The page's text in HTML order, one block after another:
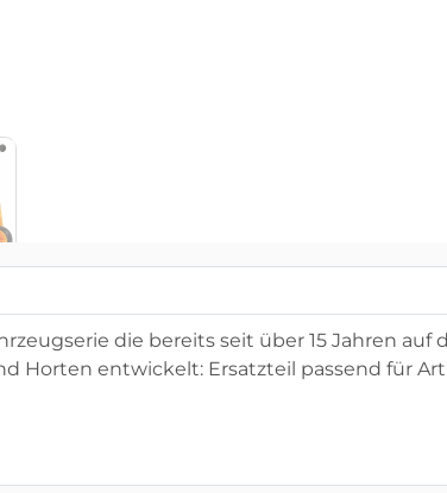
die bereits seit über 15 Jahren
Horten entwickelt: Ersatzteil passend für